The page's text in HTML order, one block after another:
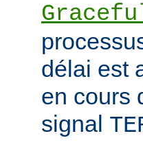
délai est
en cours
signal